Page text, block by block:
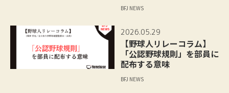
BFJ NEWS
2026.05.29
【野球人リレーコラム】
「公認野球規則」を部員に
配布する意味
BFJ NEWS